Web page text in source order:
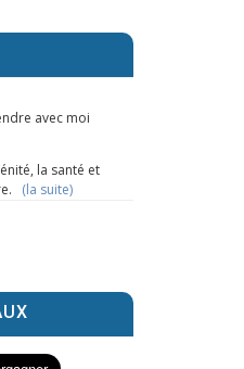
avec moi
la santé et
(la suite)